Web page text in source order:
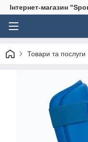
Інтернет-магазин
Товари та послуги